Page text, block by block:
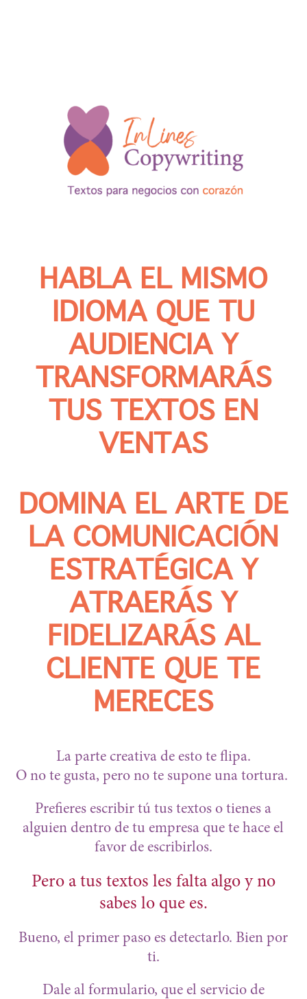
HABLA EL MISMO
IDIOMA QUE TU
AUDIENCIA Y
TRANSFORMARÁS
TUS TEXTOS EN
VENTAS
DOMINA EL ARTE DE
LA COMUNICACIÓN
ESTRATÉGICA Y
ATRAERÁS Y
FIDELIZARÁS AL
CLIENTE QUE TE
MERECES
La parte creativa de esto te flipa.
O no te gusta, pero no te supone una tortura.
Prefieres escribir tú tus textos o tienes a
alguien dentro de tu empresa que te hace el
favor de escribirlos.
Pero a tus textos les falta algo y no
sabes lo que es.
Bueno, el primer paso es detectarlo. Bien por
ti.
Dale al formulario, que el servicio de